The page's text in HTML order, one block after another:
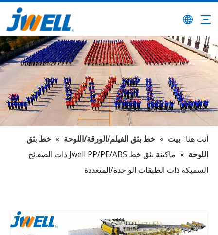
أنت هنا: بيت » خط بثق الفيلم/الورقة/اللوحة » خط بثق
اللوحة »
ماكينة بثق خط Jwell PP/PE/ABS ذات الصفائح
السميكة ذات الطبقات الواحدة/المتعددة